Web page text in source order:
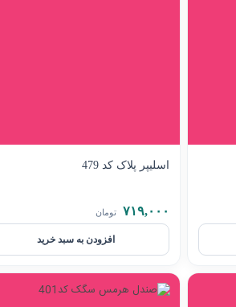
اسلیپر پلاک کد 479
۷۱۹,۰۰۰ تومان
افزودن به سبد خرید